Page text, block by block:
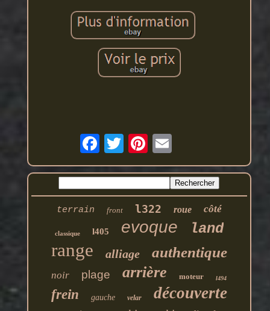
terrain front l322 roue côté
classique l405 evoque land
range alliage authentique
noir plage arrière moteur l494
frein gauche velar découverte